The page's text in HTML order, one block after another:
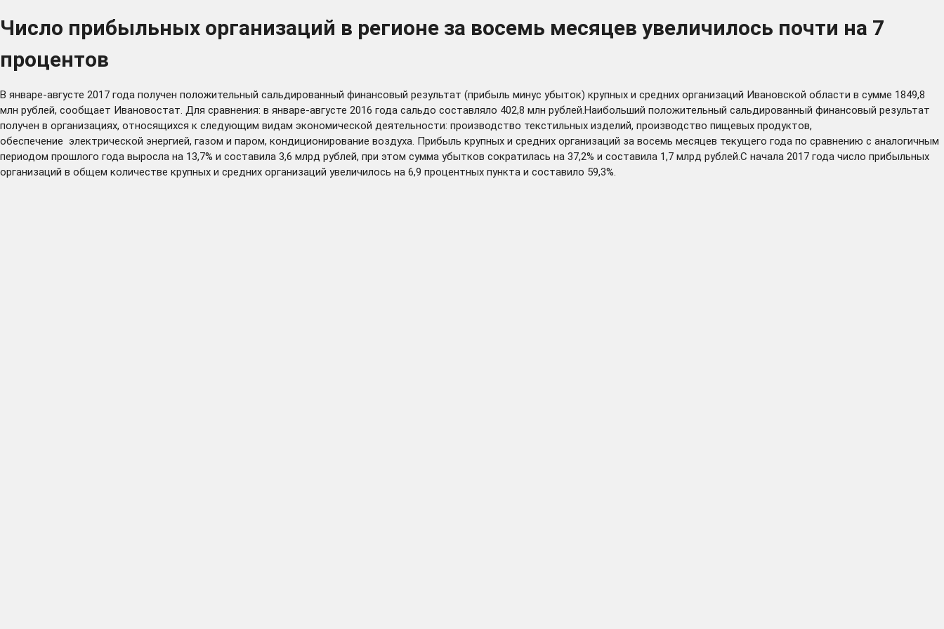
Число прибыльных организаций в регионе за восемь месяцев увеличилось почти на 7
процентов
В январе-августе 2017 года получен положительный сальдированный финансовый результат (прибыль минус убыток) крупных и средних организаций Ивановской области в сумме 1849,8
млн рублей, сообщает Ивановостат. Для сравнения: в январе-августе 2016 года сальдо составляло 402,8 млн рублей.Наибольший положительный сальдированный финансовый результат
получен в организациях, относящихся к следующим видам экономической деятельности: производство текстильных изделий, производство пищевых продуктов,
обеспечение электрической энергией, газом и паром, кондиционирование воздуха. Прибыль крупных и средних организаций за восемь месяцев текущего года по сравнению с аналогичным
периодом прошлого года выросла на 13,7% и составила 3,6 млрд рублей, при этом сумма убытков сократилась на 37,2% и составила 1,7 млрд рублей.С начала 2017 года число прибыльных
организаций в общем количестве крупных и средних организаций увеличилось на 6,9 процентных пункта и составило 59,3%.